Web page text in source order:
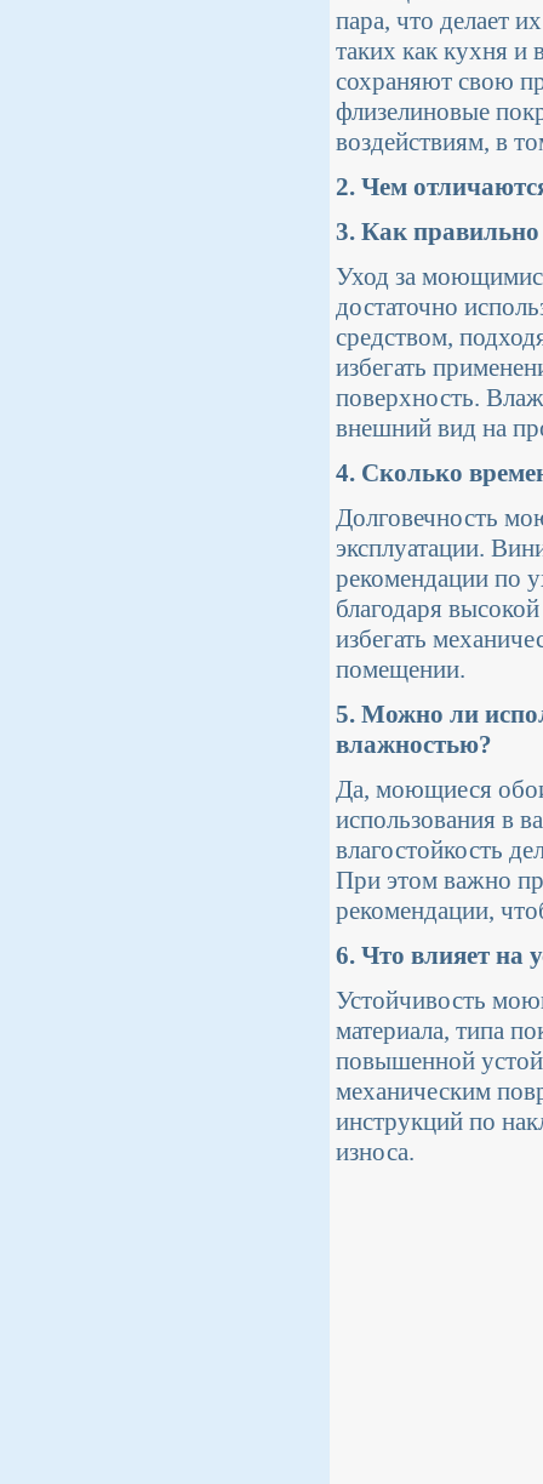
пара, что делает
таких как кухня и
сохраняют свою
флизелиновые
воздействиям, в
2. Чем
3. Как
Уход за
достаточно
средством,
избегать
поверхность.
внешний вид на
4. Сколько
Долговечность
эксплуатации.
рекомендации по
благодаря
избегать
помещении.
5. Можно ли
влажностью?
Да, моющиеся
использования в
влагостойкость
При этом важно
рекомендации,
6. Что влияет на
Устойчивость
материала, типа
повышенной
механическим
инструкций по
износа.